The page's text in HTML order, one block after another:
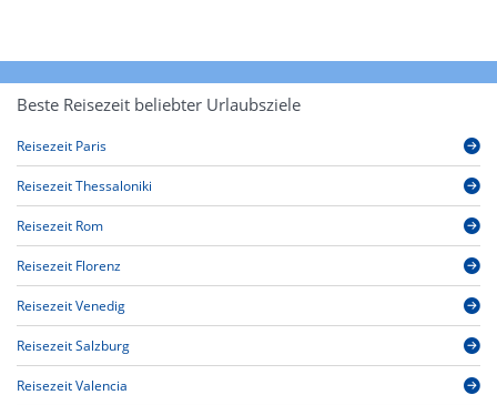
Beste Reisezeit beliebter Urlaubsziele
Reisezeit Paris
Reisezeit Thessaloniki
Reisezeit Rom
Reisezeit Florenz
Reisezeit Venedig
Reisezeit Salzburg
Reisezeit Valencia